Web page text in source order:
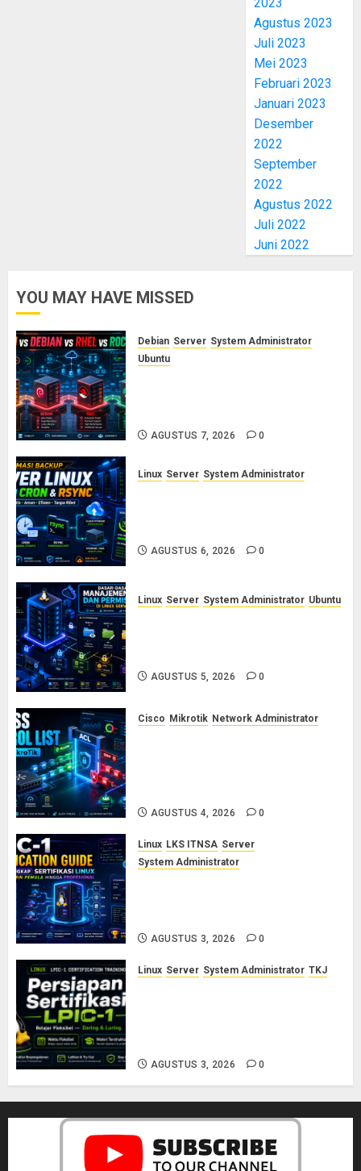
Agustus 2023
Juli 2023
Mei 2023
Februari 2023
Januari 2023
Desember
2022
September
2022
Agustus 2022
Juli 2022
Juni 2022
YOU MAY HAVE MISSED
Debian Server System Administrator
Ubuntu
AGUSTUS 7, 2026 0
Linux Server System Administrator
AGUSTUS 6, 2026 0
Linux Server System Administrator Ubuntu
AGUSTUS 5, 2026 0
Cisco Mikrotik Network Administrator
AGUSTUS 4, 2026 0
Linux LKS ITNSA Server
System Administrator
AGUSTUS 3, 2026 0
Linux Server System Administrator TKJ
AGUSTUS 3, 2026 0